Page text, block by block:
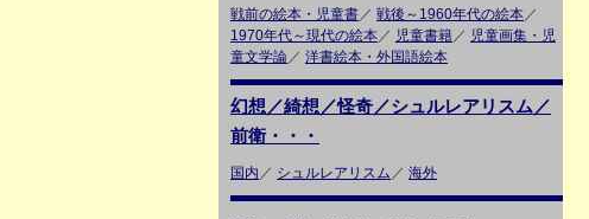
戦前の絵本・児童書／ 戦後～1960年代の絵本／
1970年代～現代の絵本／ 児童書籍／ 児童画集・児
童文学論／ 洋書絵本・外国語絵本
幻想／綺想／怪奇／シュルレアリスム／
前衛・・・
国内 ／ シュルレアリスム ／ 海外